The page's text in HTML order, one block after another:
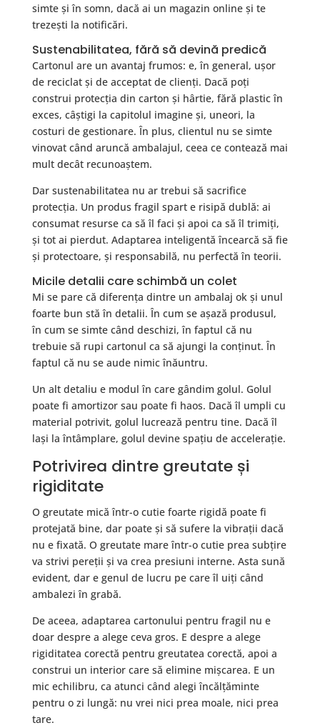
simte și în somn, dacă ai un magazin online și te
trezești la notificări.
Sustenabilitatea, fără să devină predică
Cartonul are un avantaj frumos: e, în general, ușor
de reciclat și de acceptat de clienți. Dacă poți
construi protecția din carton și hârtie, fără plastic în
exces, câștigi la capitolul imagine și, uneori, la
costuri de gestionare. În plus, clientul nu se simte
vinovat când aruncă ambalajul, ceea ce contează mai
mult decât recunoaștem.
Dar sustenabilitatea nu ar trebui să sacrifice
protecția. Un produs fragil spart e risipă dublă: ai
consumat resurse ca să îl faci și apoi ca să îl trimiți,
și tot ai pierdut. Adaptarea inteligentă încearcă să fie
și protectoare, și responsabilă, nu perfectă în teorii.
Micile detalii care schimbă un colet
Mi se pare că diferența dintre un ambalaj ok și unul
foarte bun stă în detalii. În cum se așază produsul,
în cum se simte când deschizi, în faptul că nu
trebuie să rupi cartonul ca să ajungi la conținut. În
faptul că nu se aude nimic înăuntru.
Un alt detaliu e modul în care gândim golul. Golul
poate fi amortizor sau poate fi haos. Dacă îl umpli cu
material potrivit, golul lucrează pentru tine. Dacă îl
lași la întâmplare, golul devine spațiu de accelerație.
Potrivirea dintre greutate și
rigiditate
O greutate mică într-o cutie foarte rigidă poate fi
protejată bine, dar poate și să sufere la vibrații dacă
nu e fixată. O greutate mare într-o cutie prea subțire
va strivi pereții și va crea presiuni interne. Asta sună
evident, dar e genul de lucru pe care îl uiți când
ambalezi în grabă.
De aceea, adaptarea cartonului pentru fragil nu e
doar despre a alege ceva gros. E despre a alege
rigiditatea corectă pentru greutatea corectă, apoi a
construi un interior care să elimine mișcarea. E un
mic echilibru, ca atunci când alegi încălțăminte
pentru o zi lungă: nu vrei nici prea moale, nici prea
tare.